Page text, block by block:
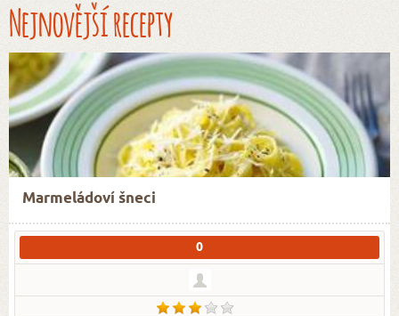
Nejnovější recepty
Marmeládoví šneci
0